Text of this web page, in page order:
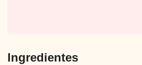
Ingredientes